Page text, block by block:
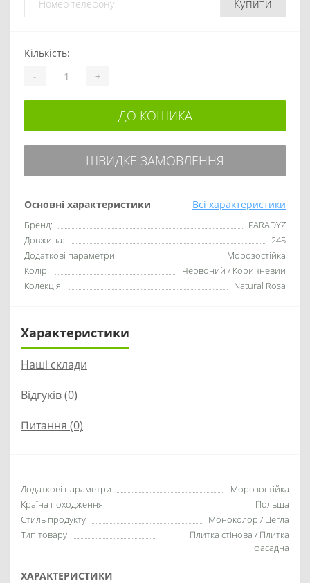
Купити
Основні характеристики Всі характеристики
Бренд:
PARADYZ
Довжина:
245
Додаткові параметри:
Морозостійка
Колір:
Червоний / Коричневий
Колекція:
Natural Rosa
Кількість:
- +
ДО КОШИКА
ШВИДКЕ ЗАМОВЛЕННЯ
Характеристики
Наші склади
Відгуків (0)
Питання (0)
Додаткові параметри
Морозостійка
Країна походження
Польща
Стиль продукту
Моноколор / Цегла
Тип товару
Плитка стінова / Плитка
фасадна
ХАРАКТЕРИСТИКИ